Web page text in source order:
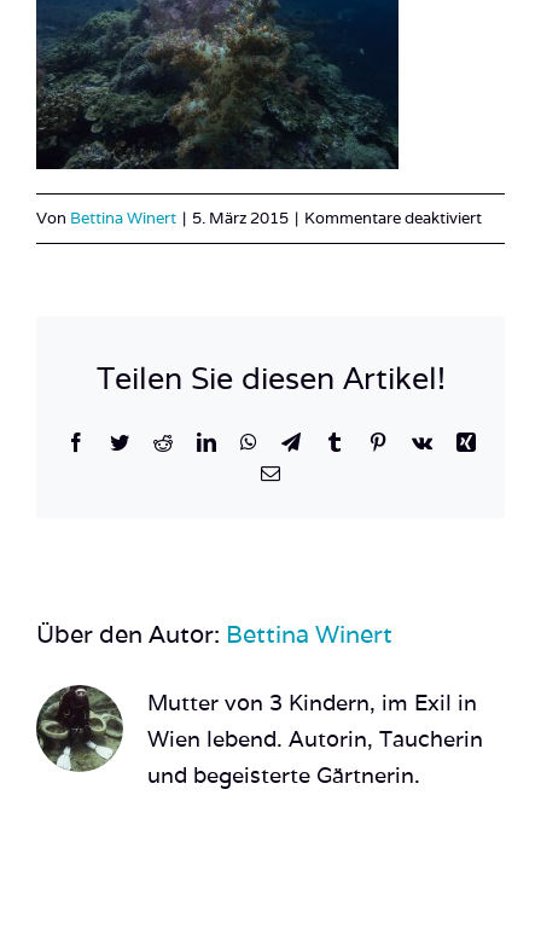
Von Bettina Winert | 5. März 2015 | Kommentare deaktiviertfür
Teilen Sie diesen Artikel!
Facebook
TwitterRedditLinkedInWhatsApp
TelegramTumblrPinterest
Vk
Xing
E-
Über den Autor: Bettina Winert
Mutter von 3 Kindern, im Exil in
Wien lebend. Autorin, Taucherin
und begeisterte Gärtnerin.